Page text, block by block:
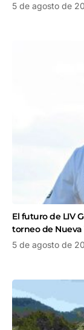
5 de agosto de
El futuro de LIV
torneo de Nueva
5 de agosto de